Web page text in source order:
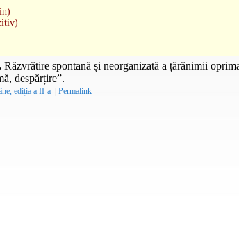
Răzvrătire spontană și neorganizată a țărănimii
despărțire”.
ediția a II-a | Permalink